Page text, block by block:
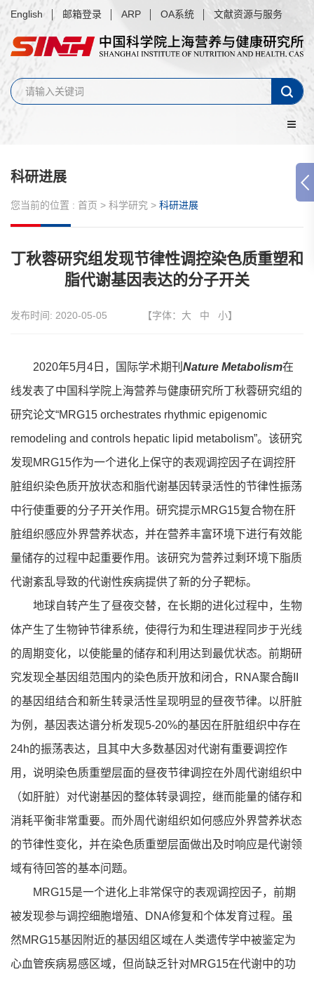
English 邮箱登录 ARP OA系统 文献资源与服务
科研进展
您当前的位置 : 首页 > 科学研究 > 科研进展
丁秋蓉研究组发现节律性调控染色质重塑和
脂代谢基因表达的分子开关
发布时间: 2020-05-05 【字体： 大 中 小】
2020年5月4日，国际学术期刊 Nature Metabolism在
线发表了中国科学院上海营养与健康研究所丁秋蓉研究组的
研究论文“MRG15 orchestrates rhythmic epigenomic
remodeling and controls hepatic lipid metabolism”。该研究
发现MRG15作为一个进化上保守的表观调控因子在调控肝
脏组织染色质开放状态和脂代谢基因转录活性的节律性振荡
中行使重要的分子开关作用。研究提示MRG15复合物在肝
脏组织感应外界营养状态，并在营养丰富环境下进行有效能
量储存的过程中起重要作用。该研究为营养过剩环境下脂质
代谢紊乱导致的代谢性疾病提供了新的分子靶标。
地球自转产生了昼夜交替，在长期的进化过程中，生物
体产生了生物钟节律系统，使得行为和生理进程同步于光线
的周期变化，以使能量的储存和利用达到最优状态。前期研
究发现全基因组范围内的染色质开放和闭合，RNA聚合酶II
的基因组结合和新生转录活性呈现明显的昼夜节律。以肝脏
为例，基因表达谱分析发现5-20%的基因在肝脏组织中存在
24h的振荡表达，且其中大多数基因对代谢有重要调控作
用，说明染色质重塑层面的昼夜节律调控在外周代谢组织中
（如肝脏）对代谢基因的整体转录调控，继而能量的储存和
消耗平衡非常重要。而外周代谢组织如何感应外界营养状态
的节律性变化，并在染色质重塑层面做出及时响应是代谢领
域有待回答的基本问题。
MRG15是一个进化上非常保守的表观调控因子，前期
被发现参与调控细胞增殖、DNA修复和个体发育过程。虽
然MRG15基因附近的基因组区域在人类遗传学中被鉴定为
心血管疾病易感区域，但尚缺乏针对MRG15在代谢中的功